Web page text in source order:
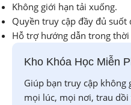
Không giới hạn tải xuống.
Quyền truy cập đầy đủ suốt
Hỗ trợ hướng dẫn trong thời
Kho Khóa Học Miễn
Giúp bạn truy cập không
mọi lúc, mọi nơi, trau